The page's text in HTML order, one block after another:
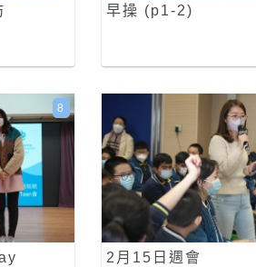
早操 (p1-2)
8
2月15日週會